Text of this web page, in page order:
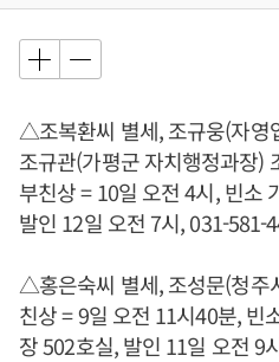
△조복환씨 별세, 조규웅(자영
조규관(가평군 자치행정과장)
부친상 = 10일 오전 4시, 빈소
발인 12일 오전 7시, 031-581-
△홍은숙씨 별세, 조성문(청주
친상 = 9일 오전 11시40분, 빈
장 502호실, 발인 11일 오전 9